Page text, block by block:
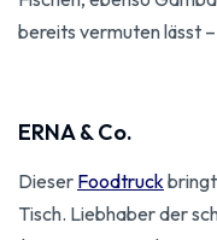
bereits vermuten lässt
ERNA & Co.
Dieser Foodtruck
Tisch. Liebhaber der